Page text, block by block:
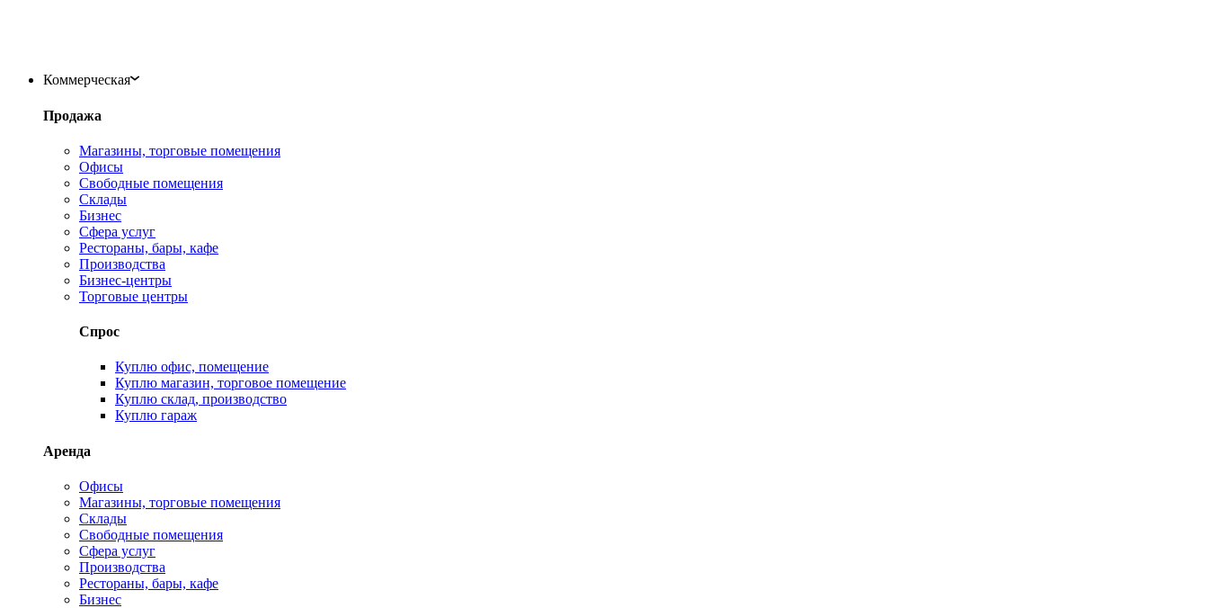
Коммерческая
Продажа
Магазины, торговые помещения
Офисы
Свободные помещения
Склады
Бизнес
Сфера услуг
Рестораны, бары, кафе
Производства
Бизнес-центры
Торговые центры
Спрос
Куплю офис, помещение
Куплю магазин, торговое помещение
Куплю склад, производство
Куплю гараж
Аренда
Офисы
Магазины, торговые помещения
Склады
Свободные помещения
Сфера услуг
Производства
Рестораны, бары, кафе
Бизнес